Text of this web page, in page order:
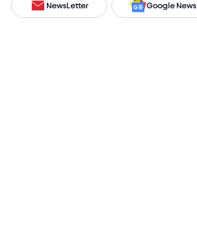
NewsLetter Google News